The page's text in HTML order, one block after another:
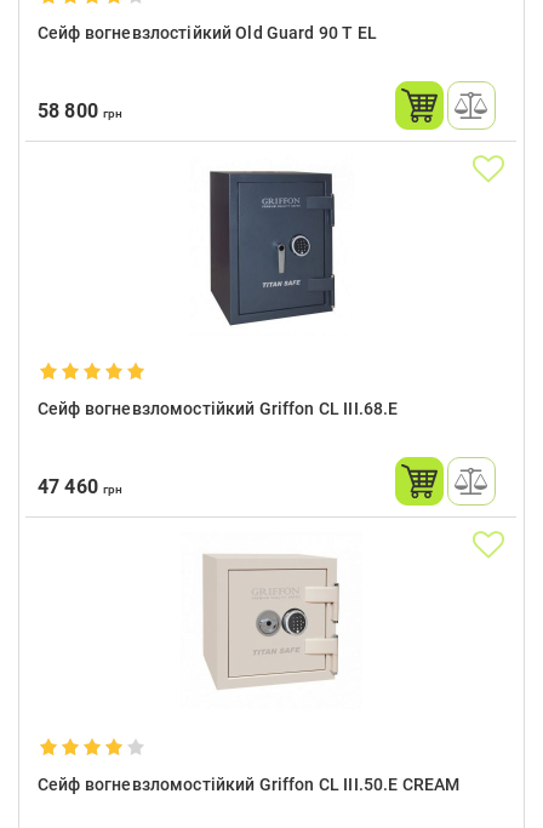
Сейф вогневзлостійкий Old Guard 90 Т EL
58 800грн
Сейф вогневзломостійкий Griffon CL III.68.E
47 460грн
Сейф вогневзломостійкий Griffon CL III.50.E CREAM